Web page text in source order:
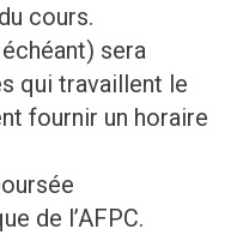
cours.
sera
qui travaillent le
fournir un horaire
de l’AFPC.